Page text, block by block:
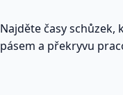
Najděte časy schůzek,
pásem a překryvu